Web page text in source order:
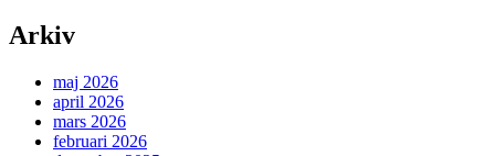
Arkiv
maj 2026
april 2026
mars 2026
februari 2026